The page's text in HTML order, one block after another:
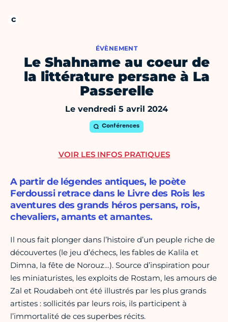
ÉVÈNEMENT
Le Shahname au coeur de
la littérature persane à La
Passerelle
Le vendredi 5 avril 2024
Conférences
A partir de légendes antiques, le poète
Ferdoussi retrace dans le Livre des Rois les
aventures des grands héros persans, rois,
chevaliers, amants et amantes.
Il nous fait plonger dans l’histoire d’un peuple riche de
découvertes (le jeu d’échecs, les fables de Kalila et
Dimna, la fête de Norouz…). Source d’inspiration pour
les miniaturistes, les exploits de Rostam, les amours de
Zal et Roudabeh ont été illustrés par les plus grands
artistes : sollicités par leurs rois, ils participent à
l’immortalité de ces superbes récits.
VOIR LES INFOS PRATIQUES